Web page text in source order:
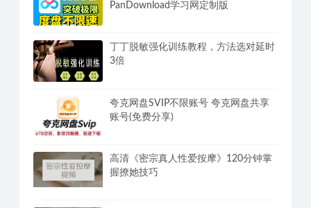
PanDownload学习网定制版
丁丁脱敏强化训练教程，方法选对延时
3倍
夸克网盘SVIP不限账号 夸克网盘共享
账号(免费分享)
高清《密宗真人性爱按摩》120分钟掌
握撩她技巧